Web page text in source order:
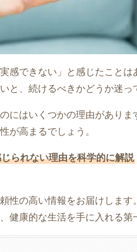
感できない」と感じたこと
と、続けるべきかどうか迷っ
にはいくつかの理由がありま
が高まるでしょう。
られない理由を科学的に解説
性の高い情報をお届けしま
健康的な生活を手に入れる第